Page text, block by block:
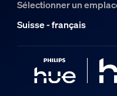
Options/
Gradable avec
LED intégrée
Sélectionner un
Suisse - français